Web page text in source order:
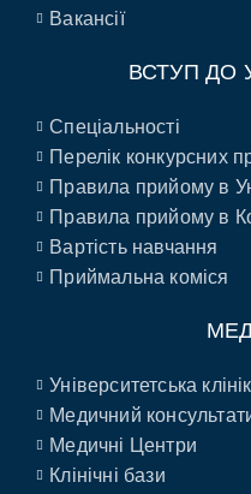
Вакансії
ВСТУП ДО
Спеціальності
Перелік конкурсних
Правила прийому в
Правила прийому в
Вартість навчання
Приймальна коміся
Університетська
Медичний
Медичні Центри
Клінічні бази